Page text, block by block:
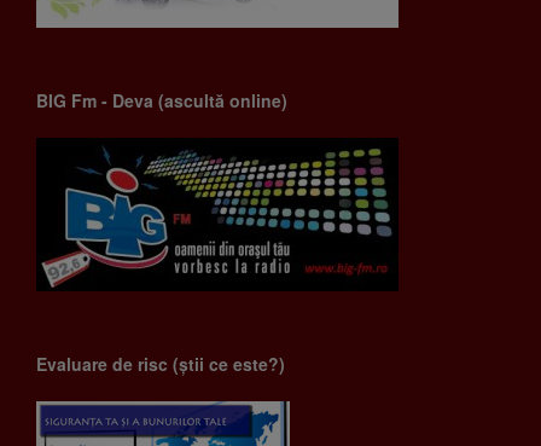
BIG Fm - Deva (ascultă online)
Evaluare de risc (știi ce este?)